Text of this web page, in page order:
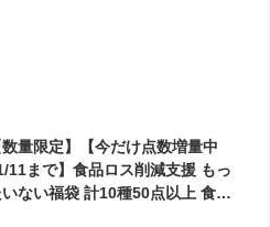
数量限定】【今だけ点数増量中
11まで】食品ロス削減支援 もっ
いない福袋 計10種50点以上 食品